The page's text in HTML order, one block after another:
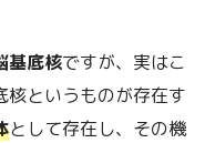
基底核ですが、実はこ
核というものが存在す
として存在し、その機